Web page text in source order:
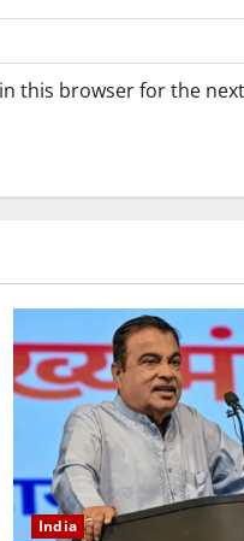
this browser for the
India